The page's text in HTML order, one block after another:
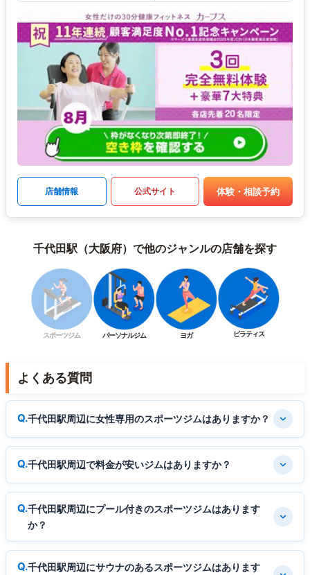
店舗情報 公式サイト 体験・相談予約
千代田駅（大阪府）で他のジャンルの店舗を探す
スポーツジム パーソナルジム ヨガ ピラティス
よくある質問
千代田駅周辺に女性専用のスポーツジムはありますか？
千代田駅周辺で料金が安いジムはありますか？
千代田駅周辺にプール付きのスポーツジムはあります
か？
千代田駅周辺にサウナのあるスポーツジムはあります